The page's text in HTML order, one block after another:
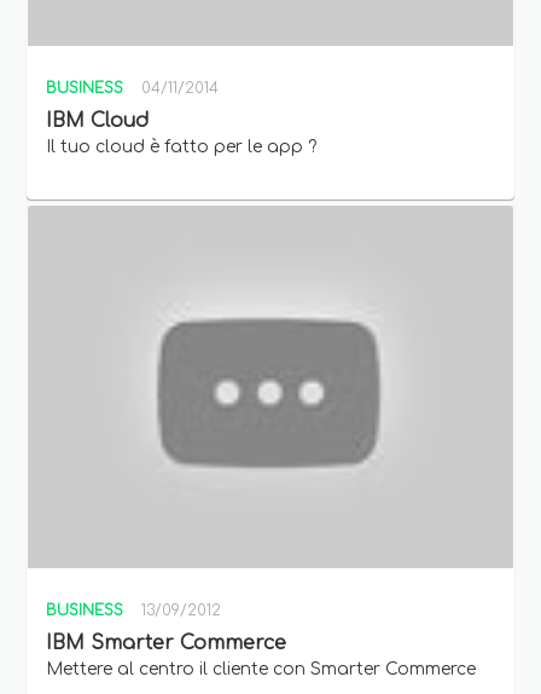
BUSINESS 04/11/2014
IBM Cloud
Il tuo cloud è fatto per le app ?
BUSINESS 13/09/2012
IBM Smarter Commerce
Mettere al centro il cliente con Smarter Commerce